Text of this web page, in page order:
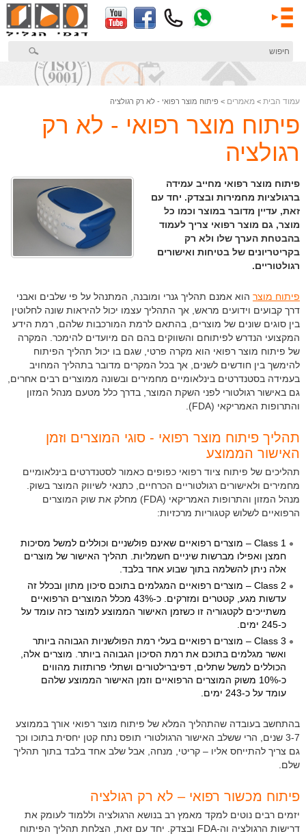
דלג
לתוכן
עמוד הבית> מאמרים > פיתוח מוצר רפואי - לא רק רגולציה
פיתוח מוצר רפואי - לא רק
רגולציה
פיתוח מוצר רפואי מחייב עמידה
ברגולציות מחמירות ובצדק. יחד עם
זאת, עדיין מדובר במוצר וכמו כל
מוצר, גם מוצר רפואי צריך לעמוד
בהבטחת הערך שלו ולא רק
בקריטריונים של בטיחות ואישורים
רגולטוריים.
פיתוח מוצרהוא אמנם תהליך גנרי ומובנה, המתנהל על פי שלבים ואבני
דרך קבועים וידועים מראש, אך התהליך עצמו יכול להיראות שונה לחלוטין
בין סוגים שונים של מוצרים, בהתאם לרמת המורכבות שלהם, רמת הידע
המקצועי הנדרש לפיתוחם והשווקים בהם הם מיועדים להימכר. המקרה
של פיתוח מוצר רפואי הוא מקרה פרטי, שגם בו יכול תהליך הפיתוח
להימשך בין חודשים לשנים, אך בכל המקרים מדובר בתהליך המחויב
בעמידה בסטנדרטים בינלאומיים מחמירים ובשונה ממוצרים רבים אחרים,
גם באישור רגולטורי לפני השקת המוצר, בדרך כלל מטעם מנהל המזון
והתרופות האמריקאי (FDA).
תהליך פיתוח מוצר רפואי - סוגי המוצרים וזמן
האישור הממוצע
תהליכים של פיתוח ציוד רפואי כפופים כאמור לסטנדרטים בינלאומיים
מחמירים ולאישורים רגולטוריים הכרחיים, כתנאי לשיווק המוצר בשוק.
מנהל המזון והתרופות האמריקאי (FDA) מחלק את שוק המוצרים
הרפואיים לשלוש קטגוריות מרכזיות:
Class 1 – מוצרים רפואיים שאינם פולשניים וכוללים למשל מסיכות
חמצן ואפילו מברשות שיניים חשמליות. תהליך האישור של מוצרים
אלה ניתן להשלמה בתוך שבוע אחד בלבד.
Class 2 – מוצרים רפואיים המגלמים בתוכם סיכון מתון ובכלל זה
עדשות מגע, קטטרים ומזרקים. כ-43% מכלל המוצרים הרפואיים
משתייכים לקטגוריה זו כשזמן האישור הממוצע למוצר כזה עומד על
כ-245 ימים.
Class 3 – מוצרים רפואיים בעלי רמת הפולשניות הגבוהה ביותר
ואשר מגלמים בתוכם את רמת הסיכון הגבוהה ביותר. מוצרים אלה,
הכוללים למשל שתלים, דפיברילטורים ושתלי פרותזות מהווים
כ-10% משוק המוצרים הרפואיים וזמן האישור הממוצע שלהם
עומד על כ-243 ימים.
בהתחשב בעובדה שהתהליך המלא של פיתוח מוצר רפואי אורך בממוצע
3-7 שנים, הרי ששלב האישור הרגולטורי תופס נתח קטן יחסית בתוכו וכך
גם צריך להתייחס אליו – קריטי, מנחה, אבל שלב אחד בלבד בתוך תהליך
שלם.
פיתוח מכשור רפואי – לא רק רגולציה
יזמים רבים נוטים למקד מאמץ רב בנושא הרגולציה וללמוד לעומק את
דרישות הרגולציה וה-FDA ובצדק. יחד עם זאת, הצלחת תהליך הפיתוח